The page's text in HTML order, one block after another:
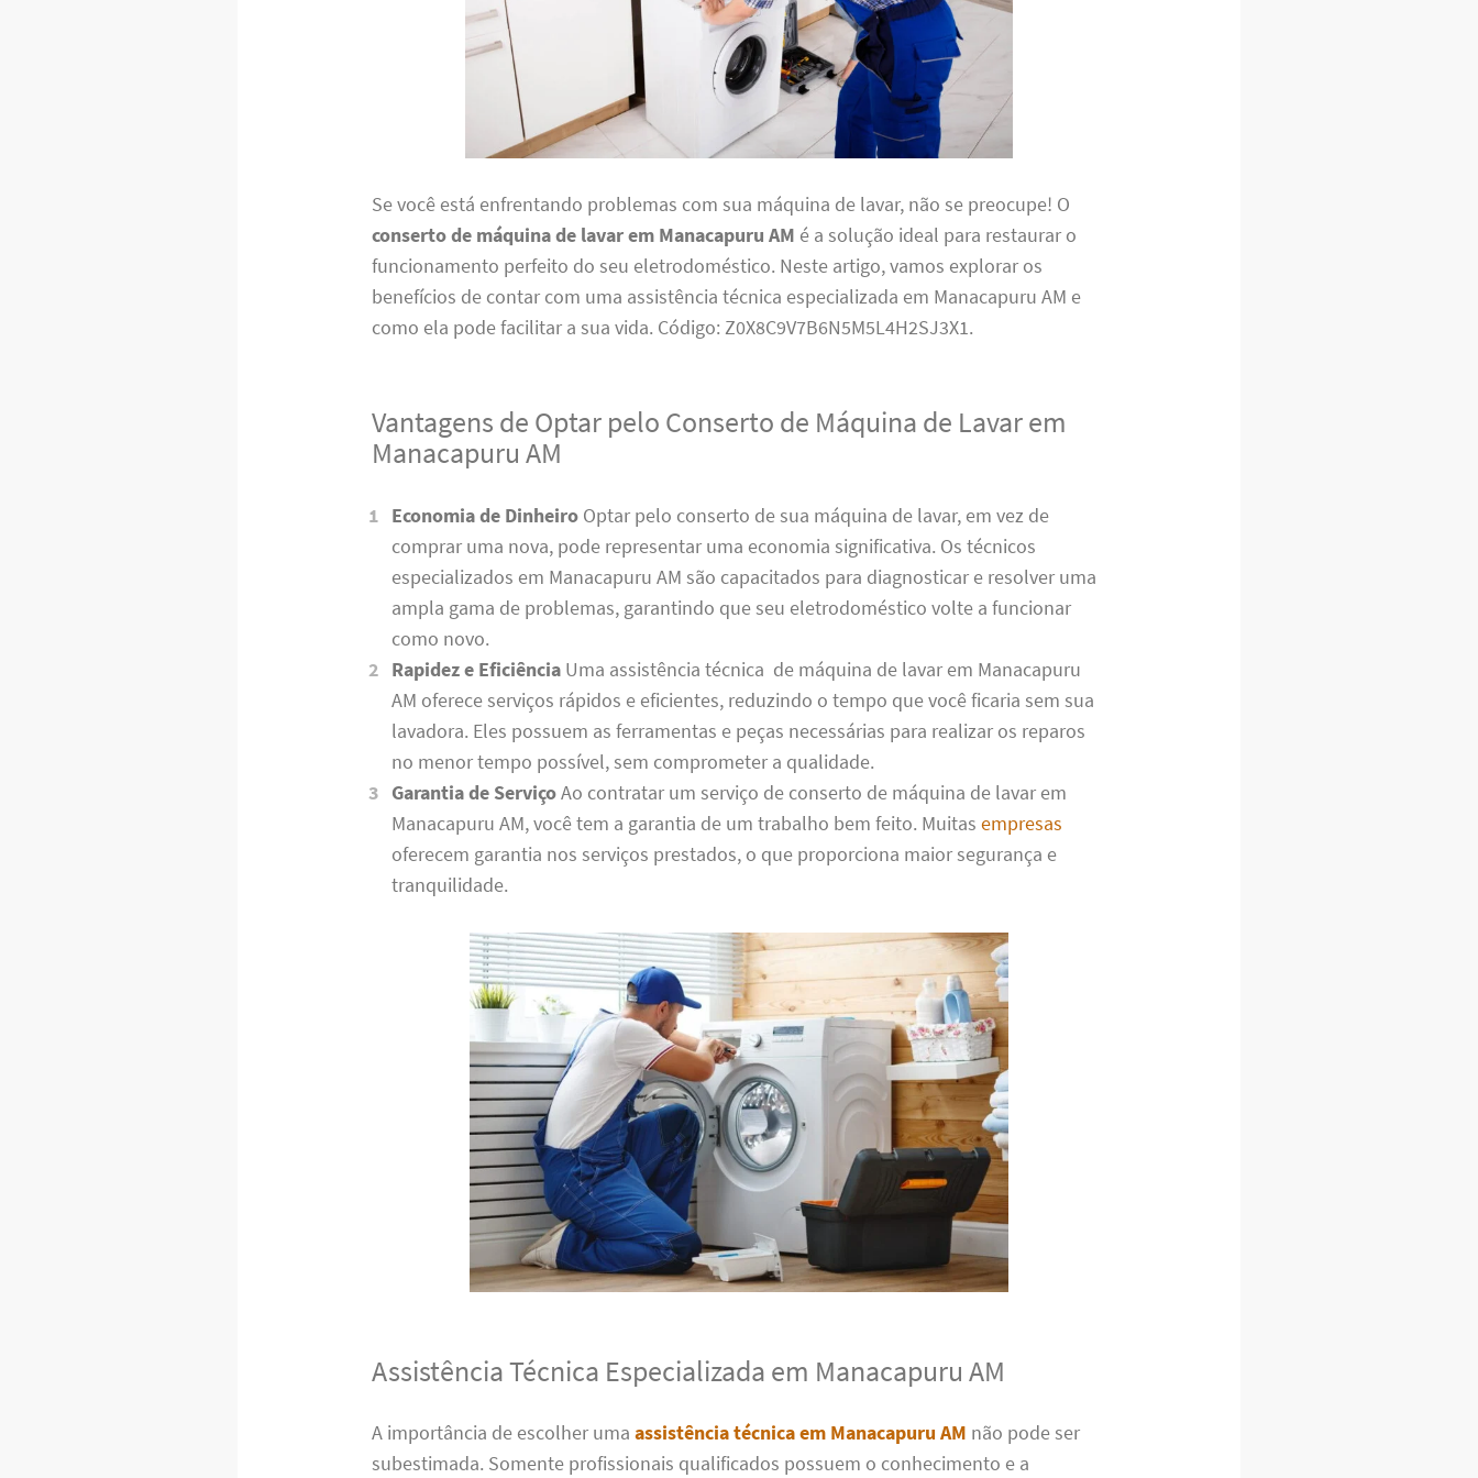
Se você está enfrentando problemas com sua máquina de lavar, não se preocupe! O
conserto de máquina de lavar em Manacapuru AM é a solução ideal para restaurar o
funcionamento perfeito do seu eletrodoméstico. Neste artigo, vamos explorar os
benefícios de contar com uma assistência técnica especializada em Manacapuru AM e
como ela pode facilitar a sua vida. Código: Z0X8C9V7B6N5M5L4H2SJ3X1.
Vantagens de Optar pelo Conserto de Máquina de Lavar em
Manacapuru AM
Economia de DinheiroOptar pelo conserto de sua máquina de lavar, em vez de
comprar uma nova, pode representar uma economia significativa. Os técnicos
especializados em Manacapuru AM são capacitados para diagnosticar e resolver uma
ampla gama de problemas, garantindo que seu eletrodoméstico volte a funcionar
como novo.
Rapidez e EficiênciaUma assistência técnica de máquina de lavar em Manacapuru
AM oferece serviços rápidos e eficientes, reduzindo o tempo que você ficaria sem sua
lavadora. Eles possuem as ferramentas e peças necessárias para realizar os reparos
no menor tempo possível, sem comprometer a qualidade.
Garantia de ServiçoAo contratar um serviço de conserto de máquina de lavar em
Manacapuru AM, você tem a garantia de um trabalho bem feito. Muitasempresas
oferecem garantia nos serviços prestados, o que proporciona maior segurança e
tranquilidade.
Assistência Técnica Especializada em Manacapuru AM
A importância de escolher umaassistência técnica em Manacapuru AM não pode ser
subestimada. Somente profissionais qualificados possuem o conhecimento e a